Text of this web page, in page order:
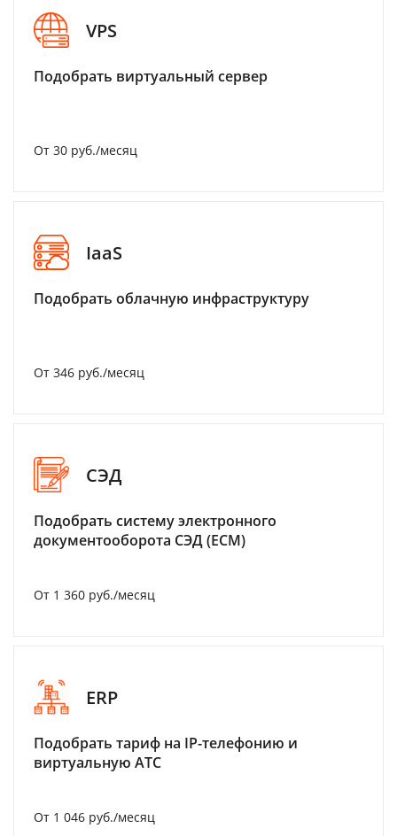
VPS
Подобрать виртуальный сервер
От 30 руб./месяц
IaaS
Подобрать облачную инфраструктуру
От 346 руб./месяц
СЭД
Подобрать систему электронного
документооборота СЭД (ECM)
От 1 360 руб./месяц
ERP
Подобрать тариф на IP-телефонию и
виртуальную АТС
От 1 046 руб./месяц